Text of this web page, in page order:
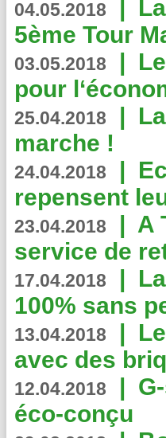
04.05.2018 |
5ème Tour
03.05.2018 |
pour
25.04.2018 |
marche !
24.04.2018 |
repensent
23.04.2018 | A
service de
17.04.2018 |
100% sans
13.04.2018 |
avec des
12.04.2018 |
éco-conçu